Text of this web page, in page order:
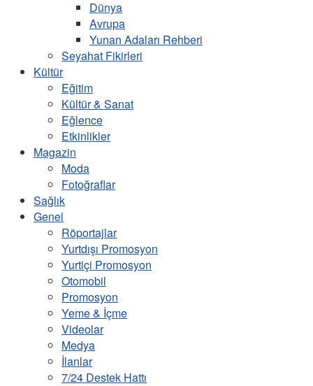
Dünya
Avrupa
Yunan Adaları Rehberi
Seyahat Fikirleri
Kültür
Eğitim
Kültür & Sanat
Eğlence
Etkinlikler
Magazin
Moda
Fotoğraflar
Sağlık
Genel
Röportajlar
Yurtdışı Promosyon
Yurtiçi Promosyon
Otomobil
Promosyon
Yeme & İçme
Videolar
Medya
İlanlar
7/24 Destek Hattı